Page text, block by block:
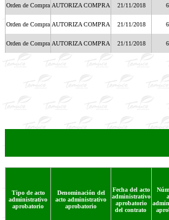
Orden de Compra AUTORIZA COMPRA 21/11/2018
Orden de Compra AUTORIZA COMPRA 21/11/2018
Orden de Compra AUTORIZA COMPRA 21/11/2018
Tipo de acto
administrativo
aprobatorio
Denominación del
acto administrativo
aprobatorio
Fecha del acto
administrativo
aprobatorio
del contrato